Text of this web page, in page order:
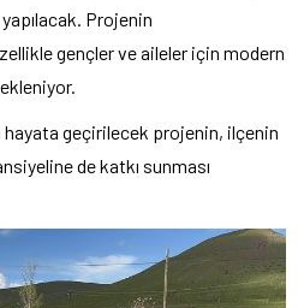
Projenin
gençler ve aileler için modern
geçirilecek projenin, ilçenin
de katkı sunması